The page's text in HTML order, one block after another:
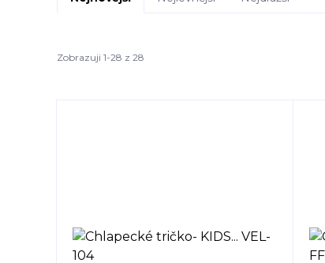
Zobrazuji 1-28 z 28